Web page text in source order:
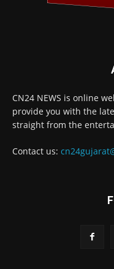
CN24 NEWS is online
provide you with the
straight from the
Contact us: